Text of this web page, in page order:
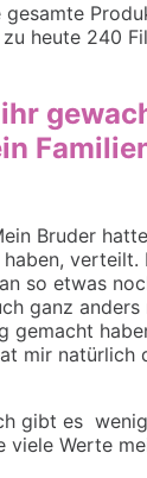
gesamte
heute 240
Bruder
verteilt.
so etwas
ganz
gemacht
mir natürlich
gibt es
viele Werte